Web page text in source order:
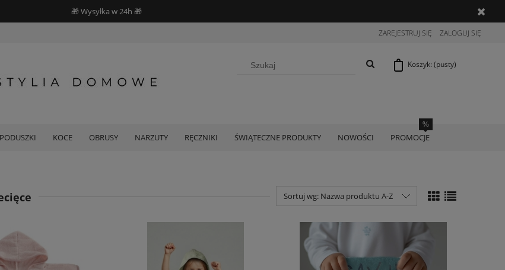
🎁 Wysyłka w 24h 🎁
ZAREJESTRUJ SIĘ ZALOGUJ SIĘ
Koszyk: (pusty)
PODUSZKI KOCE OBRUSY NARZUTY RĘCZNIKI ŚWIĄTECZNE PRODUKTY NOWOŚCI PROMOCJE
Sortuj wg: Nazwa produktu A-Z